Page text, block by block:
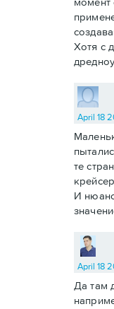
Хотя с
April 18
те
И
April 18
Да там